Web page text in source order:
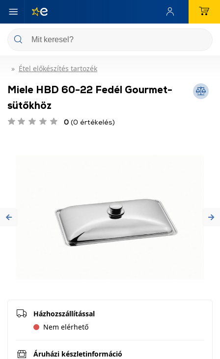
Étel előkészítés tartozék
Miele HBD 60-22 Fedél Gourmet-
sütőkhöz
0 (0 értékelés)
Previous
Házhozszállítással
Nem elérhető
Áruházi készletinformáció